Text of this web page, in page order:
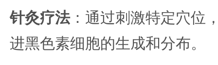
针灸疗法：通过刺激特定穴位
进黑色素细胞的生成和分布。